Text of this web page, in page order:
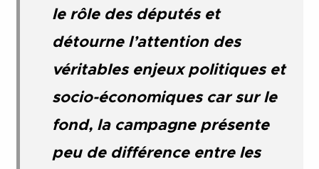
le rôle des députés et
détourne l’attention des
véritables enjeux politiques et
socio-économiques car sur le
fond, la campagne présente
peu de différence entre les